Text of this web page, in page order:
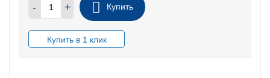
- + Купить